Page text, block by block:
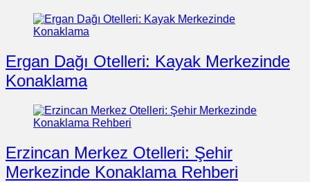
Ergan Dağı Otelleri: Kayak Merkezinde
Konaklama
Erzincan Merkez Otelleri: Şehir
Merkezinde Konaklama Rehberi